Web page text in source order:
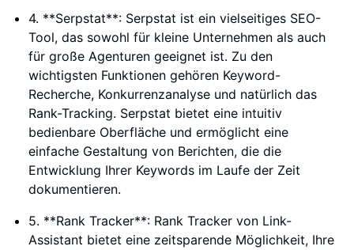
4. **Serpstat**: Serpstat ist ein vielseitiges SEO-
Tool, das sowohl für kleine Unternehmen als auch
für große Agenturen geeignet ist. Zu den
wichtigsten Funktionen gehören Keyword-
Recherche, Konkurrenzanalyse und natürlich das
Rank-Tracking. Serpstat bietet eine intuitiv
bedienbare Oberfläche und ermöglicht eine
einfache Gestaltung von Berichten, die die
Entwicklung Ihrer Keywords im Laufe der Zeit
dokumentieren.
5. **Rank Tracker**: Rank Tracker von Link-
Assistant bietet eine zeitsparende Möglichkeit, Ihre